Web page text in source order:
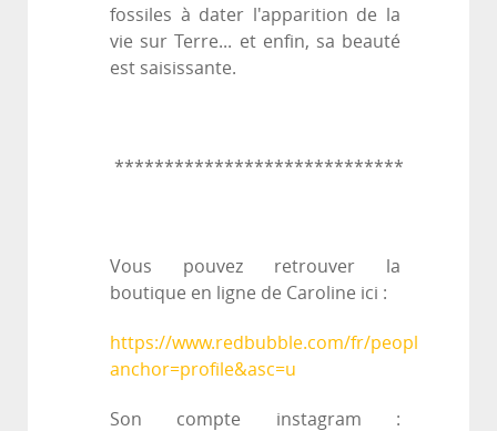
fossiles à dater l'apparition de la
vie sur Terre... et enfin, sa beauté
est saisissante.
*****************************
Vous pouvez retrouver la
boutique en ligne de Caroline ici :
https://www.redbubble.com/fr/people/
anchor=profile&asc=u
Son compte instagram :